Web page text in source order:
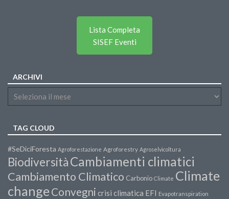
Lista Completa
SISEF Eventi
ARCHIVI
TAG CLOUD
#SeDiciForesta Agroforestazione Agroforestry Agroselvicoltura
BiodiversitàCambiamenti climatici
Cambiamento Climatico Carbonio Climate Climate
changeConvegni crisi climatica EFI Evapotranspiration